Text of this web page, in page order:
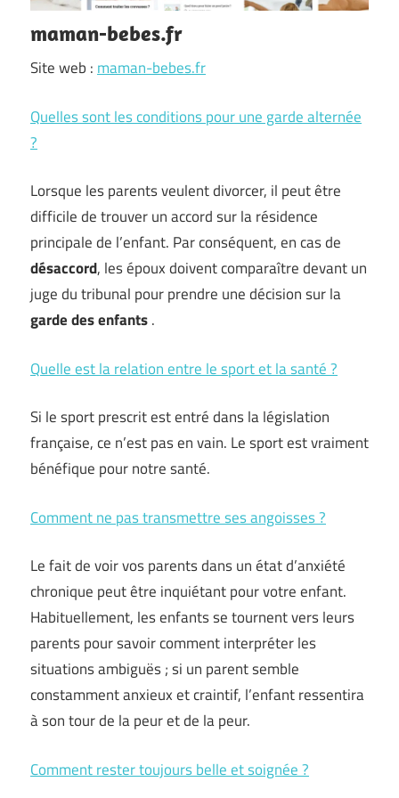
maman-bebes.fr
Site web :maman-bebes.fr
Quelles sont les conditions pour une garde alternée
?
Lorsque les parents veulent divorcer, il peut être
difficile de trouver un accord sur la résidence
principale de l’enfant. Par conséquent, en cas de
désaccord, les époux doivent comparaître devant un
juge du tribunal pour prendre une décision sur la
garde des enfants.
Quelle est la relation entre le sport et la santé ?
Si le sport prescrit est entré dans la législation
française, ce n’est pas en vain. Le sport est vraiment
bénéfique pour notre santé.
Comment ne pas transmettre ses angoisses ?
Le fait de voir vos parents dans un état d’anxiété
chronique peut être inquiétant pour votre enfant.
Habituellement, les enfants se tournent vers leurs
parents pour savoir comment interpréter les
situations ambiguës ; si un parent semble
constamment anxieux et craintif, l’enfant ressentira
à son tour de la peur et de la peur.
Comment rester toujours belle et soignée ?